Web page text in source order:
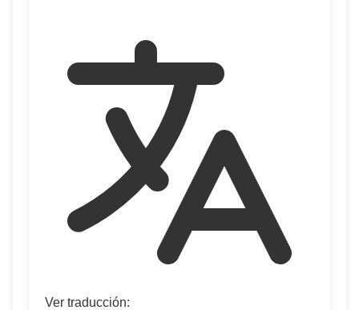
Ver traducción: